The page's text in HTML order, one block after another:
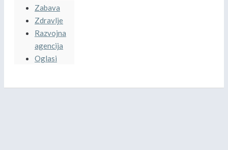
Zabava
Zdravlje
Razvojna
agencija
Oglasi